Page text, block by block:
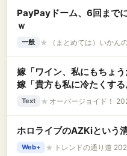
PayPayドーム、6回まで
ｗ
一般 ★ （まとめては）いか
嫁「ワイン、私にもちょう
嫁「貴方も私に冷たくす
ったのは弁護士と一緒に
Text ★ オーバージョイド！
ホロライブのAZKiという
Web+ ★ トレンドの通り道